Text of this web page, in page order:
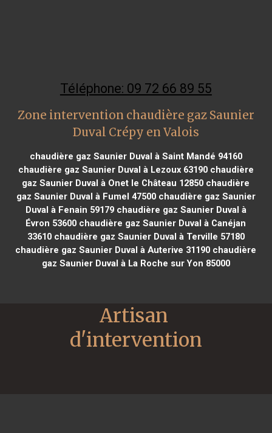
Téléphone: 09 72 66 89 55
Zone intervention chaudière gaz Saunier
Duval Crépy en Valois
chaudière gaz Saunier Duval à Saint Mandé 94160
chaudière gaz Saunier Duval à Lezoux 63190chaudière
gaz Saunier Duval à Onet le Château 12850 chaudière
gaz Saunier Duval à Fumel 47500chaudière gaz Saunier
Duval à Fenain 59179chaudière gaz Saunier Duval à
Évron 53600 chaudière gaz Saunier Duval à Canéjan
33610chaudière gaz Saunier Duval à Terville 57180
chaudière gaz Saunier Duval à Auterive 31190 chaudière
gaz Saunier Duval à La Roche sur Yon 85000
Artisan
d'intervention